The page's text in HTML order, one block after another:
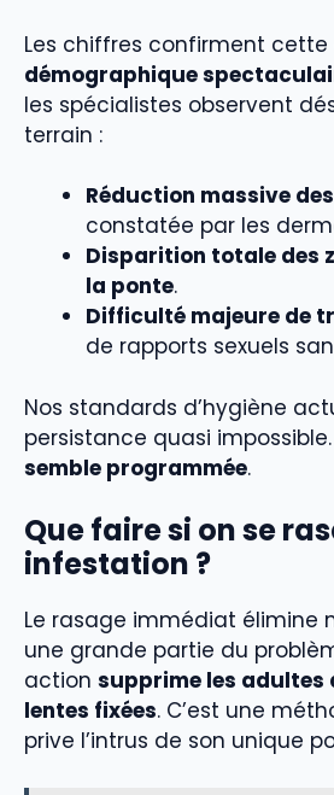
Les chiffres confirment cette
démographique
les spécialistes observent
terrain :
Réduction massive
constatée par les
Disparition totale des
la ponte.
Difficulté majeure de
de rapports sexuels
Nos standards d’hygiène
persistance quasi impossible.
semble programmée.
Que faire si on se
infestation ?
Le rasage immédiat élimine
une grande partie du
action supprime les adultes
lentes fixées. C’est une
prive l’intrus de son unique